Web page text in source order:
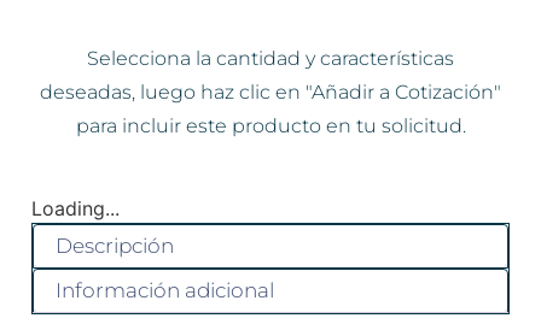
Selecciona la cantidad y características
deseadas, luego haz clic en "Añadir a Cotización"
para incluir este producto en tu solicitud.
Loading...
Descripción
Información adicional